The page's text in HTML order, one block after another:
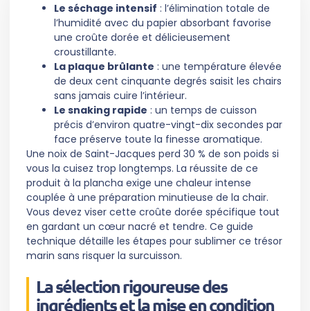
Le séchage intensif : l’élimination totale de
l’humidité avec du papier absorbant favorise
une croûte dorée et délicieusement
croustillante.
La plaque brûlante : une température élevée
de deux cent cinquante degrés saisit les chairs
sans jamais cuire l’intérieur.
Le snaking rapide : un temps de cuisson
précis d’environ quatre-vingt-dix secondes par
face préserve toute la finesse aromatique.
Une noix de Saint-Jacques perd 30 % de son poids si
vous la cuisez trop longtemps. La réussite de ce
produit à la plancha exige une chaleur intense
couplée à une préparation minutieuse de la chair.
Vous devez viser cette croûte dorée spécifique tout
en gardant un cœur nacré et tendre. Ce guide
technique détaille les étapes pour sublimer ce trésor
marin sans risquer la surcuisson.
La sélection rigoureuse des
ingrédients et la mise en condition